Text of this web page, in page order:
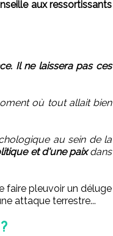
aux ressortissants
Il ne laissera pas ces
où tout allait bien
au sein de la
et d'une paixdans
faire pleuvoir un déluge
attaque terrestre...